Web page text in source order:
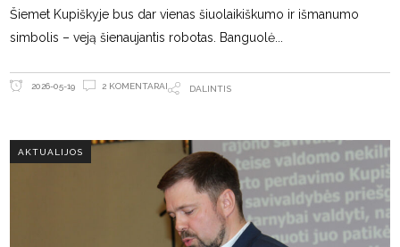
Šiemet Kupiškyje bus dar vienas šiuolaikiškumo ir išmanumo
simbolis – veją šienaujantis robotas. Banguolė
2026-05-19 2 KOMENTARAI DALINTIS
AKTUALIJOS